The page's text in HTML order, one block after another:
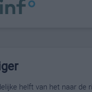
helft van het naar de